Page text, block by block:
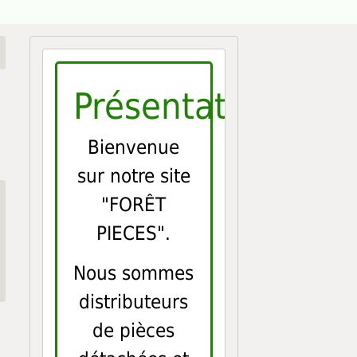
Présentation
Bienvenue
sur notre site
"FORÊT
PIECES".
Nous sommes
distributeurs
de pièces